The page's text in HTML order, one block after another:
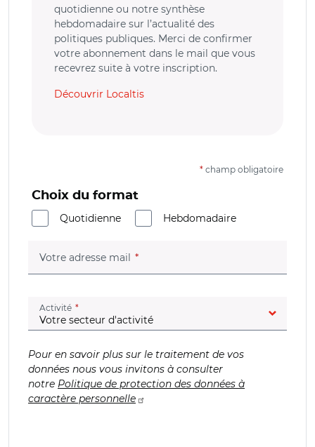
quotidienne ou notre synthèse
hebdomadaire sur l’actualité des
politiques publiques. Merci de confirmer
votre abonnement dans le mail que vous
recevrez suite à votre inscription.
Découvrir Localtis
* champ obligatoire
Choix du format
Quotidienne
Hebdomadaire
Votre adresse mail (champ obligatoire)
Activité (champ obligatoire)
Pour en savoir plus sur le traitement de vos
données nous vous invitons à consulter
notre Politique de protection des données à
caractère personnelle